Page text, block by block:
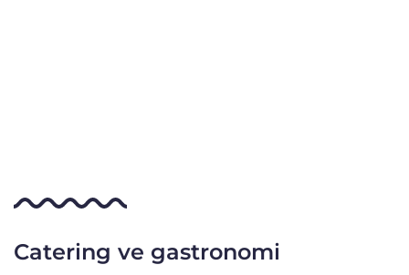
Catering ve gastronomi